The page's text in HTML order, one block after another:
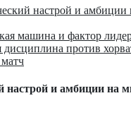
настрой и
машина и фактор
дисциплина против
настрой и амбиции на